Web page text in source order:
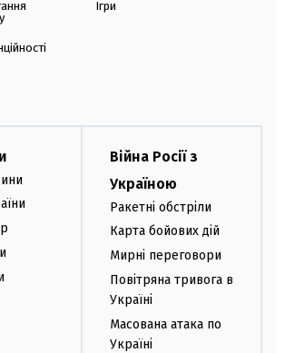
Ігри
Війна Росії з
Україною
Ракетні обстріли
Карта бойових дій
Мирні переговори
Повітряна тривога в
Україні
Масована атака по
Україні